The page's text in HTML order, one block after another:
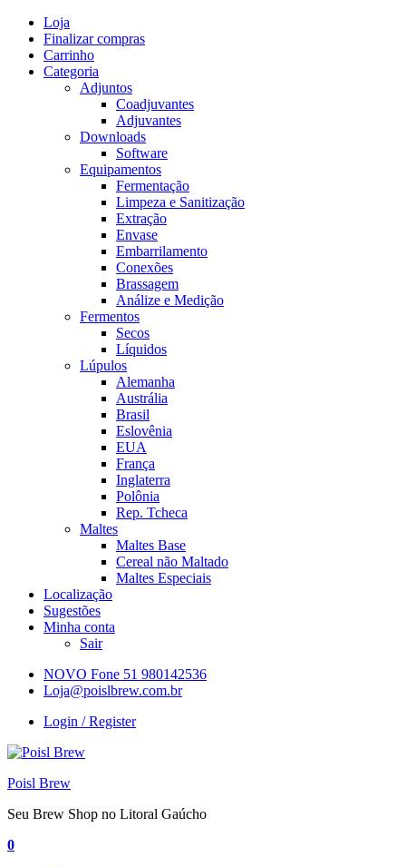
Skip
content
Loja
Finalizar compras
Carrinho
Categoria
Adjuntos
Coadjuvantes
Adjuvantes
Downloads
Software
Equipamentos
Fermentação
Limpeza e Sanitização
Extração
Envase
Embarrilamento
Conexões
Brassagem
Análize e Medição
Fermentos
Secos
Líquidos
Lúpulos
Alemanha
Austrália
Brasil
Eslovênia
EUA
França
Inglaterra
Polônia
Rep. Tcheca
Maltes
Maltes Base
Cereal não Maltado
Maltes Especiais
Localização
Sugestões
Minha conta
Sair
NOVO Fone 51 980142536
Loja@poislbrew.com.br
Login / Register
Poisl Brew
Seu Brew Shop no Litoral Gaúcho
0